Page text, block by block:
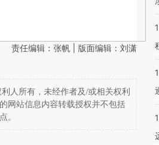
责任编辑：张帆 | 版面编辑：刘潇
人所有，未经作者及/或相关权利
网站信息内容转载授权并不包括
。